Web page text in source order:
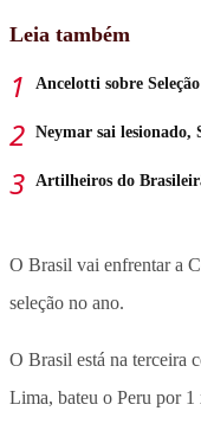
Leia também
Ancelotti sobre
Neymar sai lesionado,
Artilheiros do
O Brasil vai enfrentar a
seleção no ano.
O Brasil está na terceira
Lima, bateu o Peru por 1